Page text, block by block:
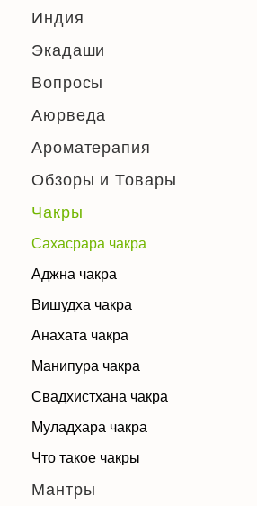
Индия
Экадаши
Вопросы
Аюрведа
Ароматерапия
Обзоры и Товары
Чакры
Сахасрара чакра
Аджна чакра
Вишудха чакра
Анахата чакра
Манипура чакра
Свадхистхана чакра
Муладхара чакра
Что такое чакры
Мантры